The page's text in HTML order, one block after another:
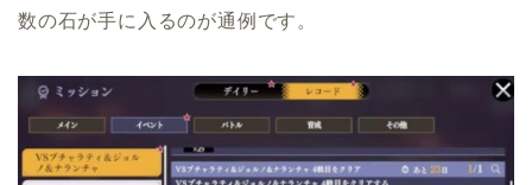
数の石が手に入るのが通例です。